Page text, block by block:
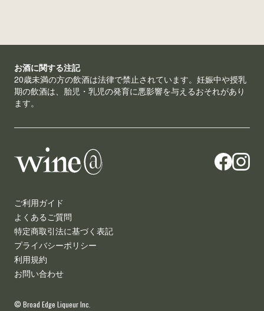
お酒に関する注記
20歳未満の方の飲酒は法律で禁止されています。妊娠中や授乳
期の飲酒は、胎児・乳児の発育に悪影響を与えるおそれがあり
ます。
ご利用ガイド
よくあるご質問
特定商取引法に基づく表記
プライバシーポリシー
利用規約
お問い合わせ
© Broad Edge Liqueur Inc.